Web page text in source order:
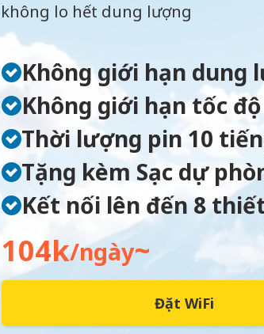
lo hết dung lượng
Không giới hạn dung
Không giới hạn tốc độ
Thời lượng pin 10
Tặng kèm Sạc dự
Kết nối lên đến 8
104k/ngày~
Đặt WiFi